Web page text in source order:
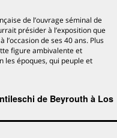
de l’ouvrage séminal de
présider à l’exposition que
l’occasion de ses 40 ans. Plus
figure ambivalente et
les époques, qui peuple et
de Beyrouth à Los